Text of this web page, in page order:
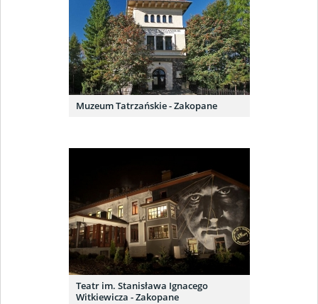
Muzeum Tatrzańskie - Zakopane
Teatr im. Stanisława Ignacego
Witkiewicza - Zakopane